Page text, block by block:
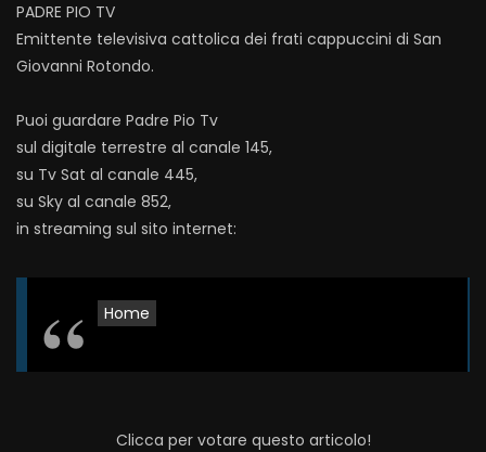
PADRE PIO TV
Emittente televisiva cattolica dei frati cappuccini di San
Giovanni Rotondo.
Puoi guardare Padre Pio Tv
sul digitale terrestre al canale 145,
su Tv Sat al canale 445,
su Sky al canale 852,
in streaming sul sito internet:
Home
Clicca per votare questo articolo!